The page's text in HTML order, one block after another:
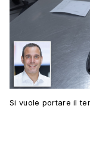
Si vuole portare il